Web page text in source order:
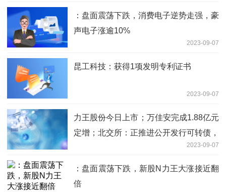
：盘面震荡下跌，消费电子逆势走强，豪
声电子涨逾10%
2023-09-07
昆工科技：获得1项发明专利证书
2023-09-07
力王股份今日上市；万佳安完成1.88亿元
定增；北交所：正推进公开发行可转债，
2023-09-07
：盘面震荡下跌，新股N力王大涨接近翻
倍